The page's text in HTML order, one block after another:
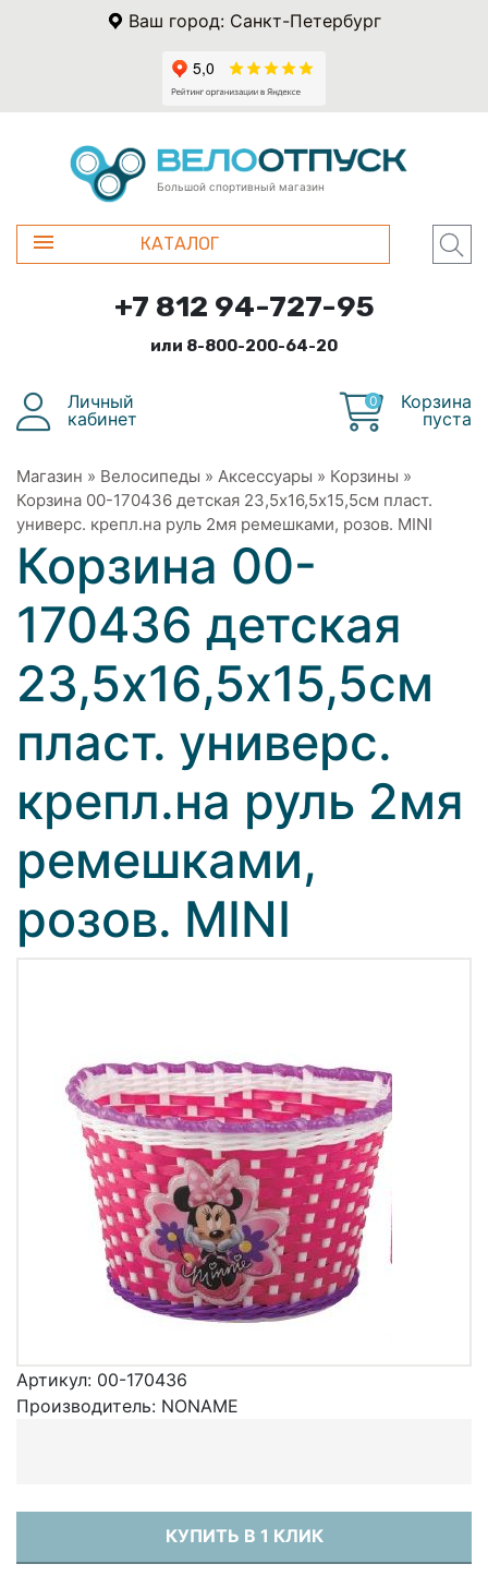
Ваш город: Санкт-Петербург
Большой спортивный магазин
КАТАЛОГ
+7 812 94-727-95
или 8-800-200-64-20
Личный
кабинет
0
Корзина
пуста
Магазин » Велосипеды » Аксессуары » Корзины »
Корзина 00-170436 детская 23,5х16,5х15,5см пласт.
универс. крепл.на руль 2мя ремешками, розов. MINI
Корзина 00-
170436 детская
23,5х16,5х15,5см
пласт. универс.
крепл.на руль 2мя
ремешками,
розов. MINI
Артикул: 00-170436
Производитель: NONAME
КУПИТЬ В 1 КЛИК